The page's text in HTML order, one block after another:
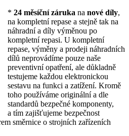
* 24 měsíční záruka na nové díly,
na kompletní repase a stejně tak na
náhradní a díly výměnou po
kompletní repasi. U kompletní
repase, výměny a prodeji náhradních
dílů neprovádíme pouze naše
preventivní opatření, ale důkladně
testujeme každou elektronickou
sestavu na funkci a zatížení. Kromě
toho používáme originální a dle
standardů bezpečné komponenty,
a tím zajišťujeme bezpečnost
směrnice o strojních zařízeních